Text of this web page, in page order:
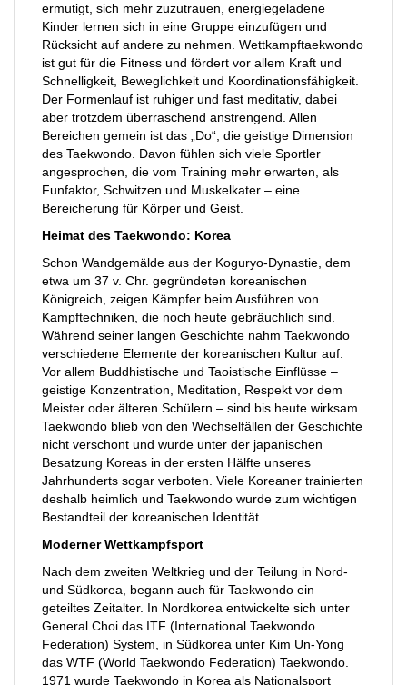
ermutigt, sich mehr zuzutrauen, energiegeladene
Kinder lernen sich in eine Gruppe einzufügen und
Rücksicht auf andere zu nehmen. Wettkampftaekwondo
ist gut für die Fitness und fördert vor allem Kraft und
Schnelligkeit, Beweglichkeit und Koordinationsfähigkeit.
Der Formenlauf ist ruhiger und fast meditativ, dabei
aber trotzdem überraschend anstrengend. Allen
Bereichen gemein ist das „Do“, die geistige Dimension
des Taekwondo. Davon fühlen sich viele Sportler
angesprochen, die vom Training mehr erwarten, als
Funfaktor, Schwitzen und Muskelkater – eine
Bereicherung für Körper und Geist.
Heimat des Taekwondo: Korea
Schon Wandgemälde aus der Koguryo-Dynastie, dem
etwa um 37 v. Chr. gegründeten koreanischen
Königreich, zeigen Kämpfer beim Ausführen von
Kampftechniken, die noch heute gebräuchlich sind.
Während seiner langen Geschichte nahm Taekwondo
verschiedene Elemente der koreanischen Kultur auf.
Vor allem Buddhistische und Taoistische Einflüsse –
geistige Konzentration, Meditation, Respekt vor dem
Meister oder älteren Schülern – sind bis heute wirksam.
Taekwondo blieb von den Wechselfällen der Geschichte
nicht verschont und wurde unter der japanischen
Besatzung Koreas in der ersten Hälfte unseres
Jahrhunderts sogar verboten. Viele Koreaner trainierten
deshalb heimlich und Taekwondo wurde zum wichtigen
Bestandteil der koreanischen Identität.
Moderner Wettkampfsport
Nach dem zweiten Weltkrieg und der Teilung in Nord-
und Südkorea, begann auch für Taekwondo ein
geteiltes Zeitalter. In Nordkorea entwickelte sich unter
General Choi das ITF (International Taekwondo
Federation) System, in Südkorea unter Kim Un-Yong
das WTF (World Taekwondo Federation) Taekwondo.
1971 wurde Taekwondo in Korea als Nationalsport